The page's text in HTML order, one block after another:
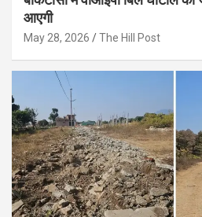
आएगी
May 28, 2026 The Hill Post